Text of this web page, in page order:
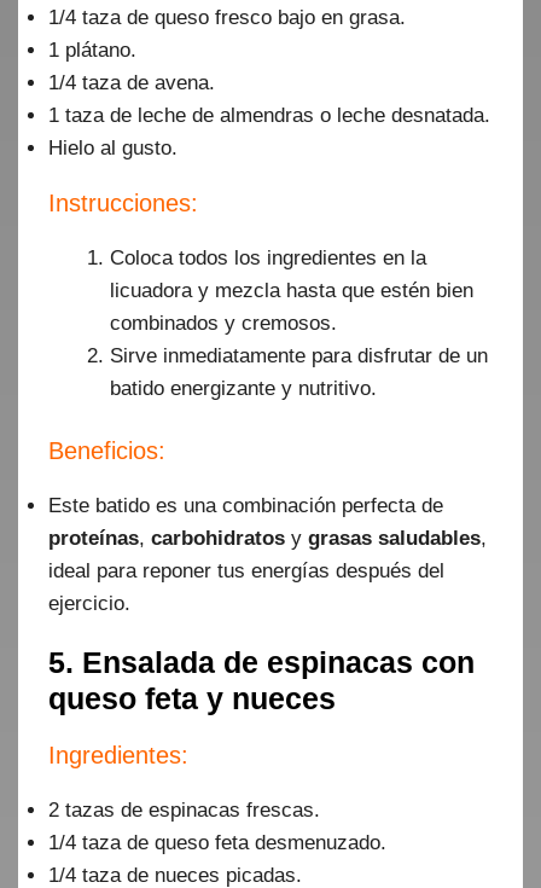
1/4 taza de queso fresco bajo en grasa.
1 plátano.
1/4 taza de avena.
1 taza de leche de almendras o leche desnatada.
Hielo al gusto.
Instrucciones:
Coloca todos los ingredientes en la
licuadora y mezcla hasta que estén bien
combinados y cremosos.
Sirve inmediatamente para disfrutar de un
batido energizante y nutritivo.
Beneficios:
Este batido es una combinación perfecta de
proteínas, carbohidratos y grasas saludables,
ideal para reponer tus energías después del
ejercicio.
5. Ensalada de espinacas con
queso feta y nueces
Ingredientes:
2 tazas de espinacas frescas.
1/4 taza de queso feta desmenuzado.
1/4 taza de nueces picadas.